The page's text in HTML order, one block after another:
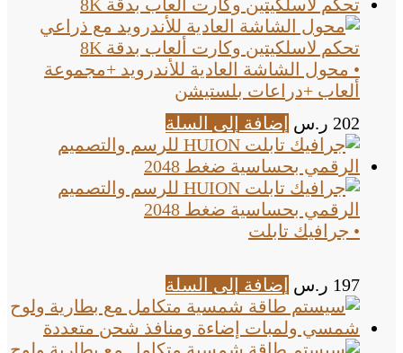
• محول الشاشة العادية للأندرويد +مجموعة
ألعاب +دراعات بلستيشن
202 ر.س إضافة إلى السلة
• جرافيك تابلت
197 ر.س إضافة إلى السلة